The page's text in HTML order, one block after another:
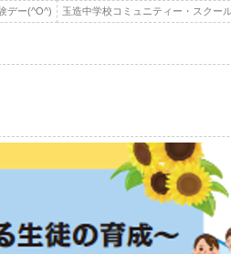
デー(^O^) 玉造中学校コミュニティー・スクー